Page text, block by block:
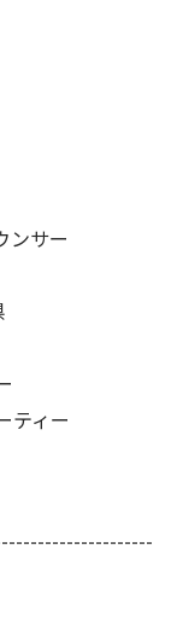
ンサー
ティー